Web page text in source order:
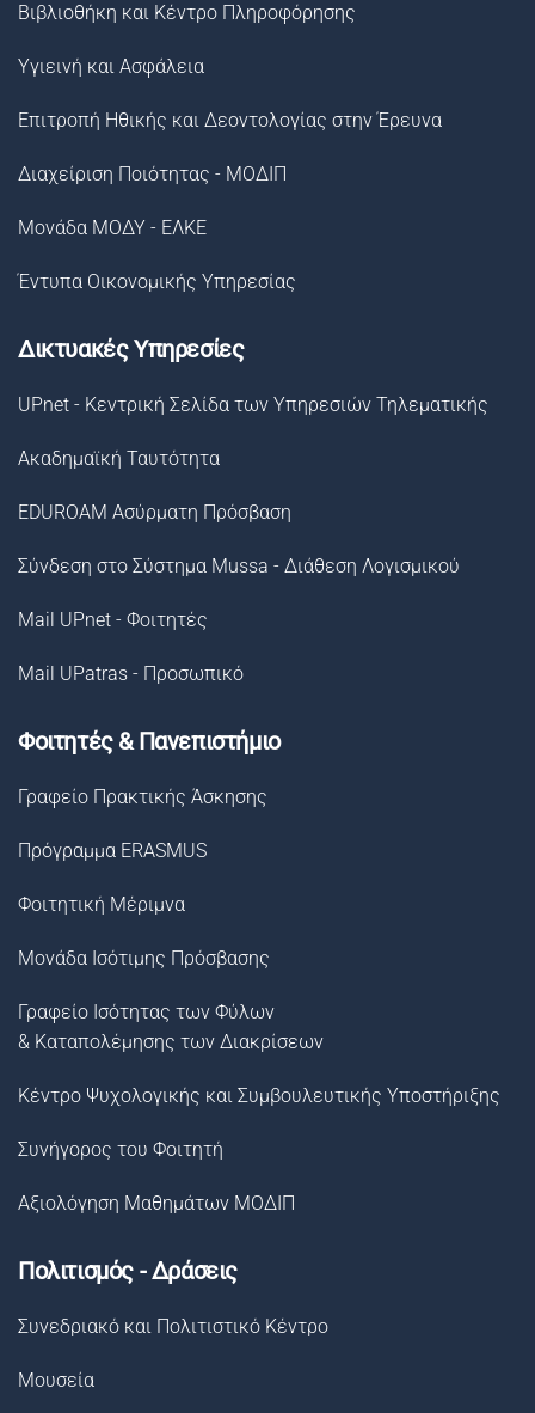
Βιβλιοθήκη και Κέντρο Πληροφόρησης
Υγιεινή και Ασφάλεια
Επιτροπή Ηθικής και Δεοντολογίας στην Έρευνα
Διαχείριση Ποιότητας - ΜΟΔΙΠ
Μονάδα ΜΟΔΥ - ΕΛΚΕ
Έντυπα Οικονομικής Υπηρεσίας
Δικτυακές Υπηρεσίες
UPnet - Κεντρική Σελίδα των Υπηρεσιών Τηλεματικής
Ακαδημαϊκή Ταυτότητα
EDUROAM Ασύρματη Πρόσβαση
Σύνδεση στο Σύστημα Μussa - Διάθεση Λογισμικού
Mail UPnet - Φοιτητές
Mail UPatras - Προσωπικό
Φοιτητές & Πανεπιστήμιο
Γραφείο Πρακτικής Άσκησης
Πρόγραμμα ERASMUS
Φοιτητική Μέριμνα
Μονάδα Ισότιμης Πρόσβασης
Γραφείο Ισότητας των Φύλων
& Καταπολέμησης των Διακρίσεων
Κέντρο Ψυχολογικής και Συμβουλευτικής Υποστήριξης
Συνήγορος του Φοιτητή
Αξιολόγηση Μαθημάτων ΜΟΔΙΠ
Πολιτισμός - Δράσεις
Συνεδριακό και Πολιτιστικό Κέντρο
Μουσεία